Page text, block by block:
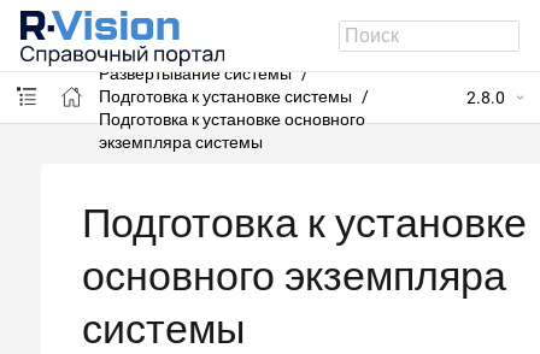
R-Vision SIEM
Развертывание системы
Подготовка к установке системы
Подготовка к установке основного
экземпляра системы
2.8.0
Подготовка к установке
основного экземпляра
системы